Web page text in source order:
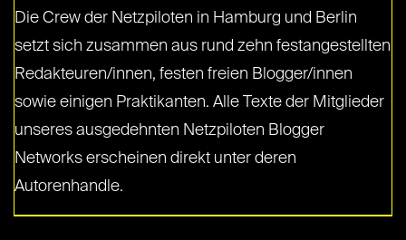
Die Crew der Netzpiloten in Hamburg und Berlin
setzt sich zusammen aus rund zehn festangestellten
Redakteuren/innen, festen freien Blogger/innen
sowie einigen Praktikanten. Alle Texte der Mitglieder
unseres ausgedehnten Netzpiloten Blogger
Networks erscheinen direkt unter deren
Autorenhandle.